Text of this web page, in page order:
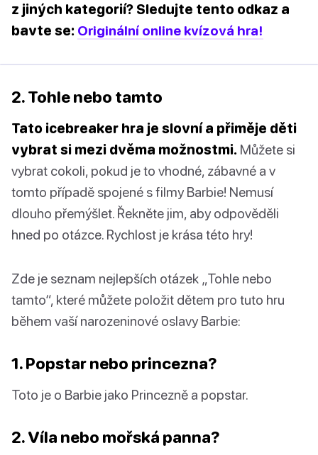
z jiných kategorií? Sledujte tento odkaz a
bavte se: Originální online kvízová hra!
2. Tohle nebo tamto
Tato icebreaker hra je slovní a přiměje děti
vybrat si mezi dvěma možnostmi. Můžete si
vybrat cokoli, pokud je to vhodné, zábavné a v
tomto případě spojené s filmy Barbie! Nemusí
dlouho přemýšlet. Řekněte jim, aby odpověděli
hned po otázce. Rychlost je krása této hry!
Zde je seznam nejlepších otázek „Tohle nebo
tamto“, které můžete položit dětem pro tuto hru
během vaší narozeninové oslavy Barbie:
1. Popstar nebo princezna?
Toto je o Barbie jako Princezně a popstar.
2. Víla nebo mořská panna?